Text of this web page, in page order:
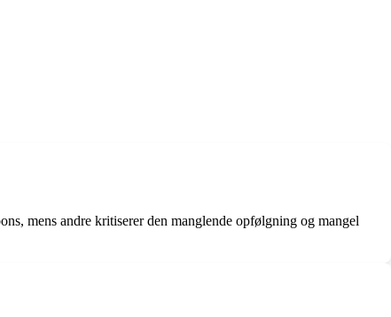
mens andre kritiserer den manglende opfølgning og mangel